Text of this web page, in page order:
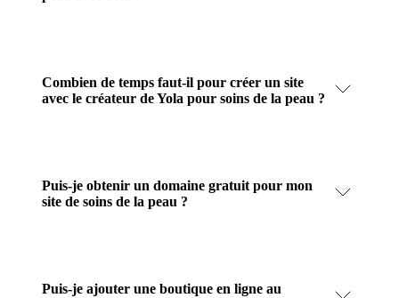
Combien de temps faut-il pour créer un site
avec le créateur de Yola pour soins de la peau ?
Puis-je obtenir un domaine gratuit pour mon
site de soins de la peau ?
Puis-je ajouter une boutique en ligne au